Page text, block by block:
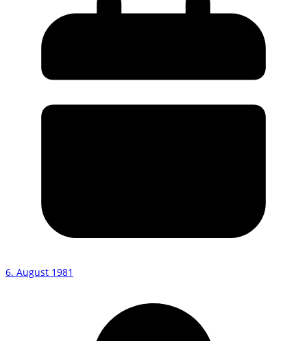
6. August 1981